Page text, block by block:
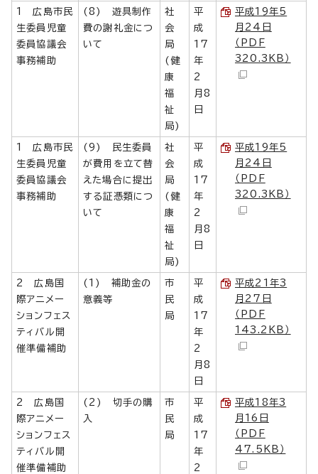
1 広島市民
生委員児童
委員協議会
事務補助
(8) 遊具制作
費の謝礼金につ
いて
社
会
局
(健
康
福
祉
局)
平
成
17
年
2
月8
日
平成19年5
月24日
（PDF
320.3KB）
1 広島市民
生委員児童
委員協議会
事務補助
(9) 民生委員
が費用を立て替
えた場合に提出
する証憑類につ
いて
社
会
局
(健
康
福
祉
局)
平
成
17
年
2
月8
日
平成19年5
月24日
（PDF
320.3KB）
2 広島国
際アニメー
ションフェス
ティバル開
催準備補助
(1) 補助金の
意義等
市
民
局
平
成
17
年
2
月8
日
平成21年3
月27日
（PDF
143.2KB）
2 広島国
際アニメー
ションフェス
ティバル開
催準備補助
(2) 切手の購
入
市
民
局
平
成
17
年
2
平成18年3
月16日
（PDF
47.5KB）